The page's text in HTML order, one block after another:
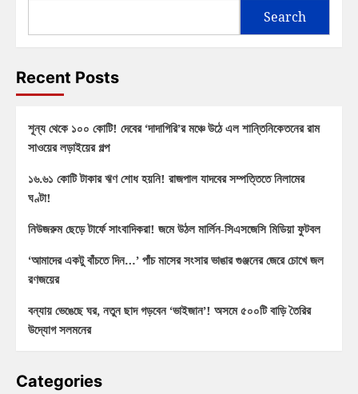
Search
Recent Posts
শূন্য থেকে ১০০ কোটি! দেবের ‘দাদাগিরি’র মঞ্চে উঠে এল শান্তিনিকেতনের রাম
সাওয়ের লড়াইয়ের গল্প
১৬.৬১ কোটি টাকার ঋণ শোধ হয়নি! রাজপাল যাদবের সম্পত্তিতে নিলামের
ঘণ্টা!
নিউজরুম ছেড়ে টার্ফে সাংবাদিকরা! জমে উঠল মার্লিন-সিএসজেসি মিডিয়া ফুটবল
‘আমাদের একটু বাঁচতে দিন…’ পাঁচ মাসের সংসার ভাঙার গুঞ্জনের জেরে চোখে জল
রণজয়ের
বন্যায় ভেঙেছে ঘর, নতুন ছাদ গড়বেন ‘ভাইজান’! অসমে ৫০০টি বাড়ি তৈরির
উদ্যোগ সলমনের
Categories